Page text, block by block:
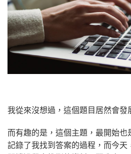
我從來沒想過，這個題目居然會發
而有趣的是，這個主題，最開始也
記錄了我找到答案的過程，而今天